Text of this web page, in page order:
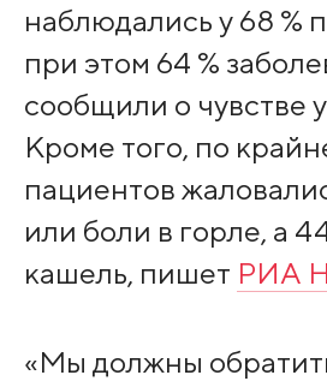
наблюдались у 68 %
при этом 64 %
сообщили о чувстве
Кроме того, по
пациентов
или боли в горле, а
кашель, пишет РИА
«Мы должны